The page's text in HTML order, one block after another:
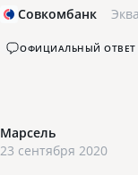
Совкомбанк
ОФИЦИАЛЬНЫЙ ОТВЕТ
Марсель
23 сентября 2020